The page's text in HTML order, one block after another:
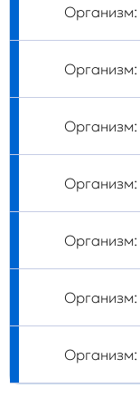
Организм:
Организм:
Организм:
Организм:
Организм:
Организм:
Организм: